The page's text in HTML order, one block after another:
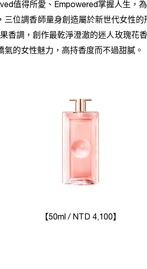
值得所愛、Empowered掌握人生，
三位調香師量身創造屬於新世代女性
香調，創作最乾淨澄澈的迷人玫瑰花
的女性魅力，高持香度而不過甜膩。
【50ml / NTD 4,100】